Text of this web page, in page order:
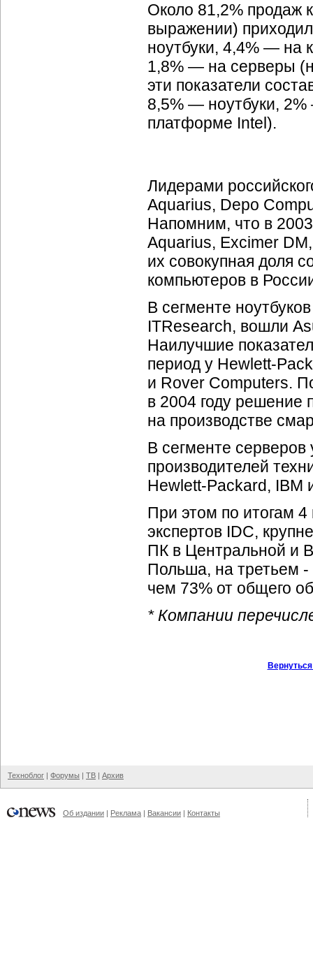
Около 81,2% продаж
выражении)
ноутбуки, 4,4% — на
1,8% — на серверы
эти показатели
8,5% — ноутбуки,
платформе Intel).
Лидерами
Aquarius, Depo
Напомним, что в
Aquarius, Excimer
их совокупная доля
компьютеров в
В сегменте
ITResearch, вошли
Наилучшие
период у Hewlett-
и Rover Computers.
в 2004 году решение
на производстве
В сегменте
производителей
Hewlett-Packard, IBM
При этом по итогам
экспертов IDC,
ПК в Центральной и
Польша, на третьем -
чем 73% от общего
* Компании
Техноблог | Форумы | ТВ | Архив
Об издании | Реклама | Вакансии | Контакты